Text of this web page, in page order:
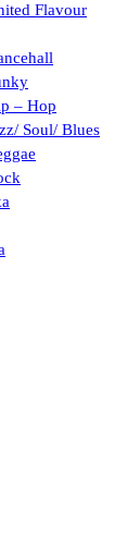
Flavour
– Hop
Soul/ Blues